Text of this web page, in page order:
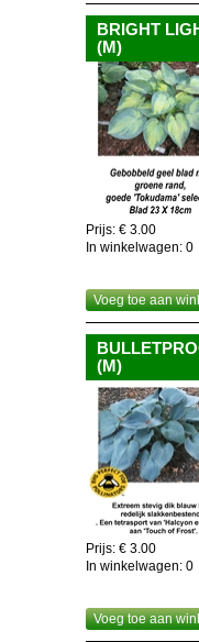
BRIGHT
(M)
Prijs: € 3.00
In winkelwagen: 0
Voeg toe aan
(M)
Prijs: € 3.00
In winkelwagen: 0
Voeg toe aan